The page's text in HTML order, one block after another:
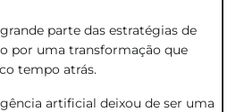
parte das estratégias de
por uma transformação que
tempo atrás.
artificial deixou de ser uma